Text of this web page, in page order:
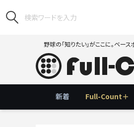
野球の「知りたい」がここに。ベー
新着 Full-Count＋